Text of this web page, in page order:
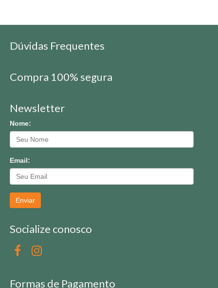
Dúvidas Frequentes
Compra 100% segura
Newsletter
Nome:
Email:
Enviar
Socialize conosco
Formas de Pagamento